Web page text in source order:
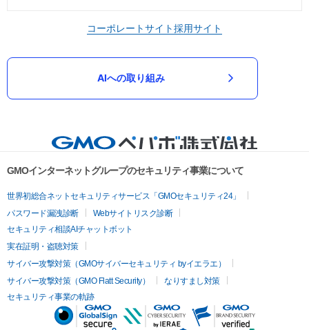
コーポレートサイト採用サイト
AIへの取り組み
GMOインターネットグループのセキュリティ事業について
世界初総合ネットセキュリティサービス「GMOセキュリティ24」
パスワード漏洩診断
Webサイトリスク診断
セキュリティ相談AIチャットボット
実在証明・盗聴対策
サイバー攻撃対策（GMOサイバーセキュリティ byイエラエ）
サイバー攻撃対策（GMO Flatt Security）
なりすまし対策
セキュリティ事業の軌跡